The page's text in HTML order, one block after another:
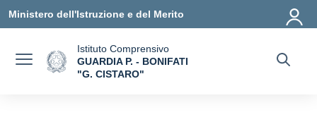
Ministero dell'Istruzione e del Merito
Istituto Comprensivo
GUARDIA P. - BONIFATI
"G. CISTARO"